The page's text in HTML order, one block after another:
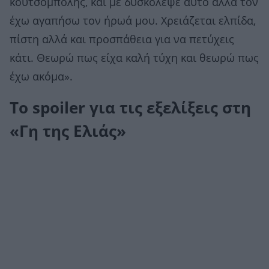
κουτσομπόλης, και με δυσκόλεψε αυτό αλλά τον
έχω αγαπήσω τον ήρωά μου. Χρειάζεται ελπίδα,
πίστη αλλά και προσπάθεια για να πετύχεις
κάτι. Θεωρώ πως είχα καλή τύχη και θεωρώ πως
έχω ακόμα».
Το spoiler για τις εξελίξεις στη
«Γη της Ελιάς»